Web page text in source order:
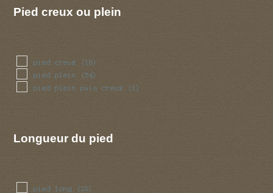
Pied creux ou plein
pied creux (18)
pied plein (54)
pied plein puis creux (1)
Longueur du pied
pied long (22)